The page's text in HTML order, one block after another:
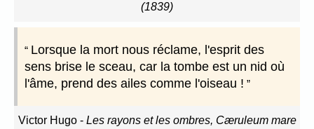
(1839)
Lorsque la mort nous réclame, l'esprit des
sens brise le sceau, car la tombe est un nid où
l'âme, prend des ailes comme l'oiseau !
Victor Hugo- Les rayons et les ombres, Cæruleum mare